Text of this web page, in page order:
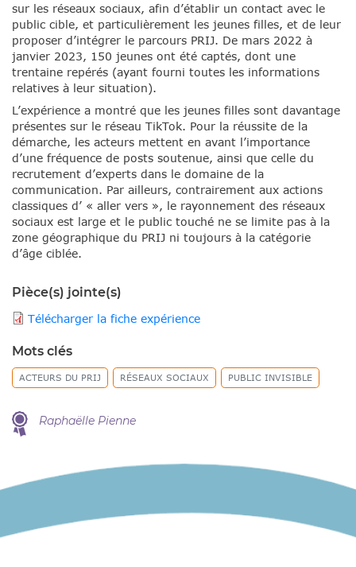
sur les réseaux sociaux, afin d’établir un contact avec le
public cible, et particulièrement les jeunes filles, et de leur
proposer d’intégrer le parcours PRIJ. De mars 2022 à
janvier 2023, 150 jeunes ont été captés, dont une
trentaine repérés (ayant fourni toutes les informations
relatives à leur situation).
L’expérience a montré que les jeunes filles sont davantage
présentes sur le réseau TikTok. Pour la réussite de la
démarche, les acteurs mettent en avant l’importance
d’une fréquence de posts soutenue, ainsi que celle du
recrutement d’experts dans le domaine de la
communication. Par ailleurs, contrairement aux actions
classiques d’ « aller vers », le rayonnement des réseaux
sociaux est large et le public touché ne se limite pas à la
zone géographique du PRIJ ni toujours à la catégorie
d’âge ciblée.
Pièce(s) jointe(s)
Télécharger la fiche expérience
Mots clés
ACTEURS DU PRIJ RÉSEAUX SOCIAUX PUBLIC INVISIBLE
Raphaëlle Pienne